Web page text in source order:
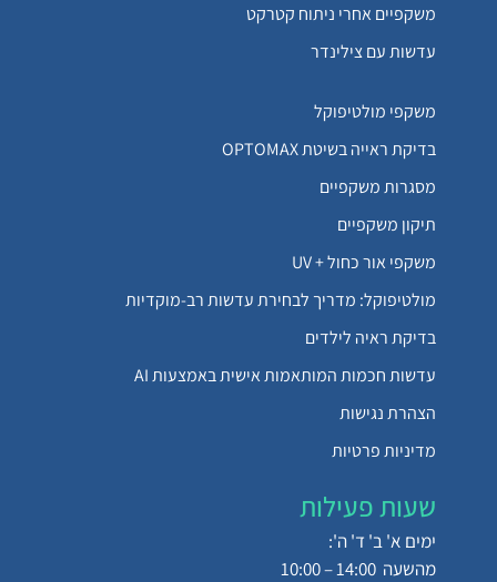
משקפיים אחרי ניתוח קטרקט
עדשות עם צילינדר
משקפי מולטיפוקל
בדיקת ראייה בשיטת OPTOMAX
מסגרות משקפיים
תיקון משקפיים
משקפי אור כחול + UV
מולטיפוקל: מדריך לבחירת עדשות רב-מוקדיות
בדיקת ראיה לילדים
עדשות חכמות המותאמות אישית באמצעות AI
הצהרת נגישות
מדיניות פרטיות
שעות פעילות
ימים א' ב' ד' ה':
מהשעה 14:00 – 10:00